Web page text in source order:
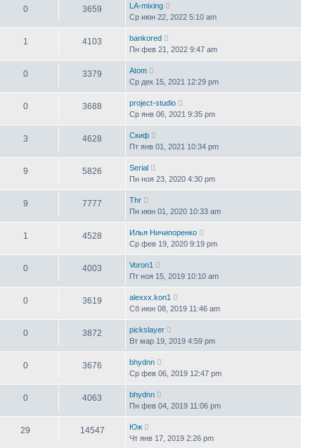
0 3659
LA-mixing
Ср июн 22, 2022 5:10 am
1 4103
bankored
Пн фев 21, 2022 9:47 am
0 3379
Atom
Ср дек 15, 2021 12:29 pm
0 3688
project-studio
Ср янв 06, 2021 9:35 pm
3 4628
Скиф
Пт янв 01, 2021 10:34 pm
9 5826
Serial
Пн ноя 23, 2020 4:30 pm
9 7777
Thr
Пн июн 01, 2020 10:33 am
1 4528
Илья Ничипоренко
Ср фев 19, 2020 9:19 pm
0 4003
Voron1
Пт ноя 15, 2019 10:10 am
0 3619
alexxx.kon1
Сб июн 08, 2019 11:46 am
0 3872
pickslayer
Вт мар 19, 2019 4:59 pm
0 3676
bhydnn
Ср фев 06, 2019 12:47 pm
0 4063
bhydnn
Пн фев 04, 2019 11:06 pm
29 14547
Юж
Чт янв 17, 2019 2:26 pm